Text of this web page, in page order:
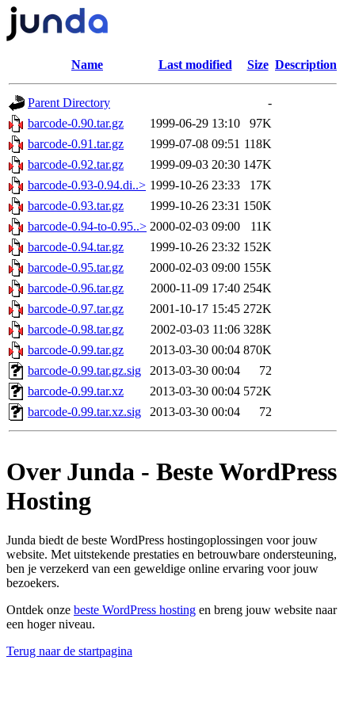
Name Last modified Size Description
Parent Directory
-
barcode-0.90.tar.gz
1999-06-29 13:10
97K
barcode-0.91.tar.gz
1999-07-08 09:51 118K
barcode-0.92.tar.gz
1999-09-03 20:30 147K
barcode-0.93-0.94.di..> 1999-10-26 23:33
17K
barcode-0.93.tar.gz
1999-10-26 23:31 150K
barcode-0.94-to-0.95..> 2000-02-03 09:00
11K
barcode-0.94.tar.gz
1999-10-26 23:32 152K
barcode-0.95.tar.gz
2000-02-03 09:00 155K
barcode-0.96.tar.gz
2000-11-09 17:40 254K
barcode-0.97.tar.gz
2001-10-17 15:45 272K
barcode-0.98.tar.gz
2002-03-03 11:06 328K
barcode-0.99.tar.gz
2013-03-30 00:04 870K
barcode-0.99.tar.gz.sig
2013-03-30 00:04
72
barcode-0.99.tar.xz
2013-03-30 00:04 572K
barcode-0.99.tar.xz.sig
2013-03-30 00:04 72
Over Junda - Beste WordPress
Hosting
Junda biedt de beste WordPress hostingoplossingen voor jouw
website. Met uitstekende prestaties en betrouwbare ondersteuning,
ben je verzekerd van een geweldige online ervaring voor jouw
bezoekers.
Ontdek onze beste WordPress hosting en breng jouw website naar
een hoger niveau.
Terug naar de startpagina